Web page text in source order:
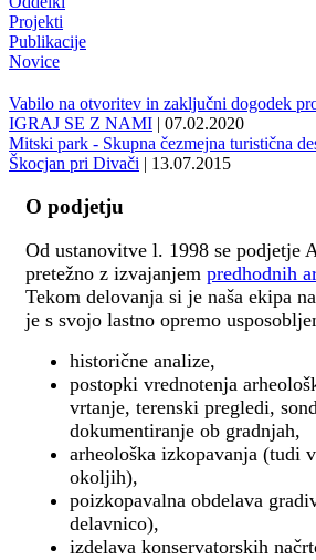
Projekti
Publikacije
Novice
Vabilo na otvoritev in zaključni dogodek
IGRAJ SE Z NAMI | 07.02.2020
Mitski park - Skupna čezmejna turistična
Škocjan pri Divači | 13.07.2015
O podjetju
Od ustanovitve l. 1998 se podjetje
pretežno z izvajanjem predhodnih
Tekom delovanja si je naša ekipa
je s svojo lastno opremo
historične analize,
postopki vrednotenja
vrtanje, terenski pregledi,
dokumentiranje ob gradnjah,
arheološka izkopavanja (tudi
okoljih),
poizkopavalna obdelava
delavnico),
izdelava konservatorskih